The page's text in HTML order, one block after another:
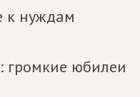
к нуждам
громкие юбилеи